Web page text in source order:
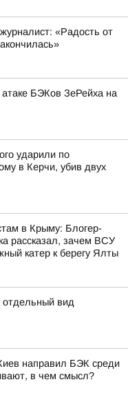
«Радость от
БЭКов ЗеРейха на
ударили по
в Керчи, убив двух
в Крыму: Блогер-
рассказал, зачем ВСУ
катер к берегу Ялты
отдельный вид
направил БЭК среди
в чем смысл?